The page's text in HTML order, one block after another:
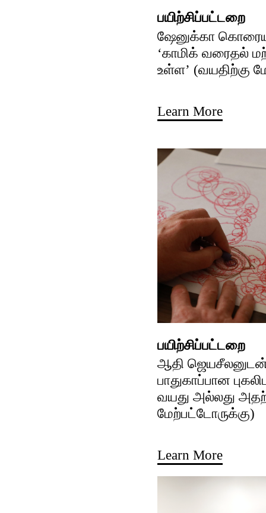
பயிற்சிப்பட்டறை
ஷேனுக்கா
‘காமிக் வரைதல்
உள்ள’ (வயதிற்கு
Learn More
பயிற்சிப்பட்டறை
ஆதி
பாதுகாப்பான
வயது அல்லது
மேற்பட்டோருக்கு)
Learn More